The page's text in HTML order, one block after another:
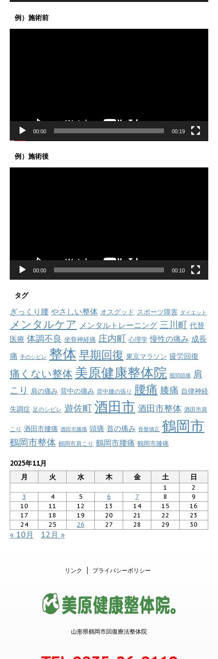
例）施術前
00:00 00:19
例）施術後
00:00 00:10
タグ
ぎっくり腰 やさしい整体 オスグッド スポーツ障害 ダイエット
メンタルケア メンタルトレーニング 三川町 代替
医療 体調不良 坐骨神経痛 庄内町 心理学 慢性の痛み 成長
痛 手のシビレ 整体 早期回復 東京マラソン 疲労回復
痛くない整体 美原健康整体院 股関節痛 肩
こり 肩の痛み 背中の痛み 背中腰の張り 腰痛 膝痛 自律神経
失調症 足のシビレ 遊佐町 酒田市 酒田市整体 酒田市肩
こり 酒田市腰痛 酒田市膝痛 頭痛 首の痛み 骨盤矯正 鶴岡市
鶴岡市整体 鶴岡市肩こり 鶴岡市腰痛 鶴岡市膝痛
2025年11月
月
火 水 木 金 土 日
1
2
3
4 5 6 7 8
9
10
11 12 13 14 15
16
17
18 19 20 21 22
23
24
25 26 27 28 29 30
« 10月 12月 »
リンク プライバシーポリシー
山形県鶴岡市回復療法整体院